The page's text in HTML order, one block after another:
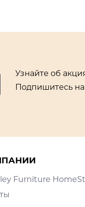
Узнайте об
Подпишитесь
Furniture